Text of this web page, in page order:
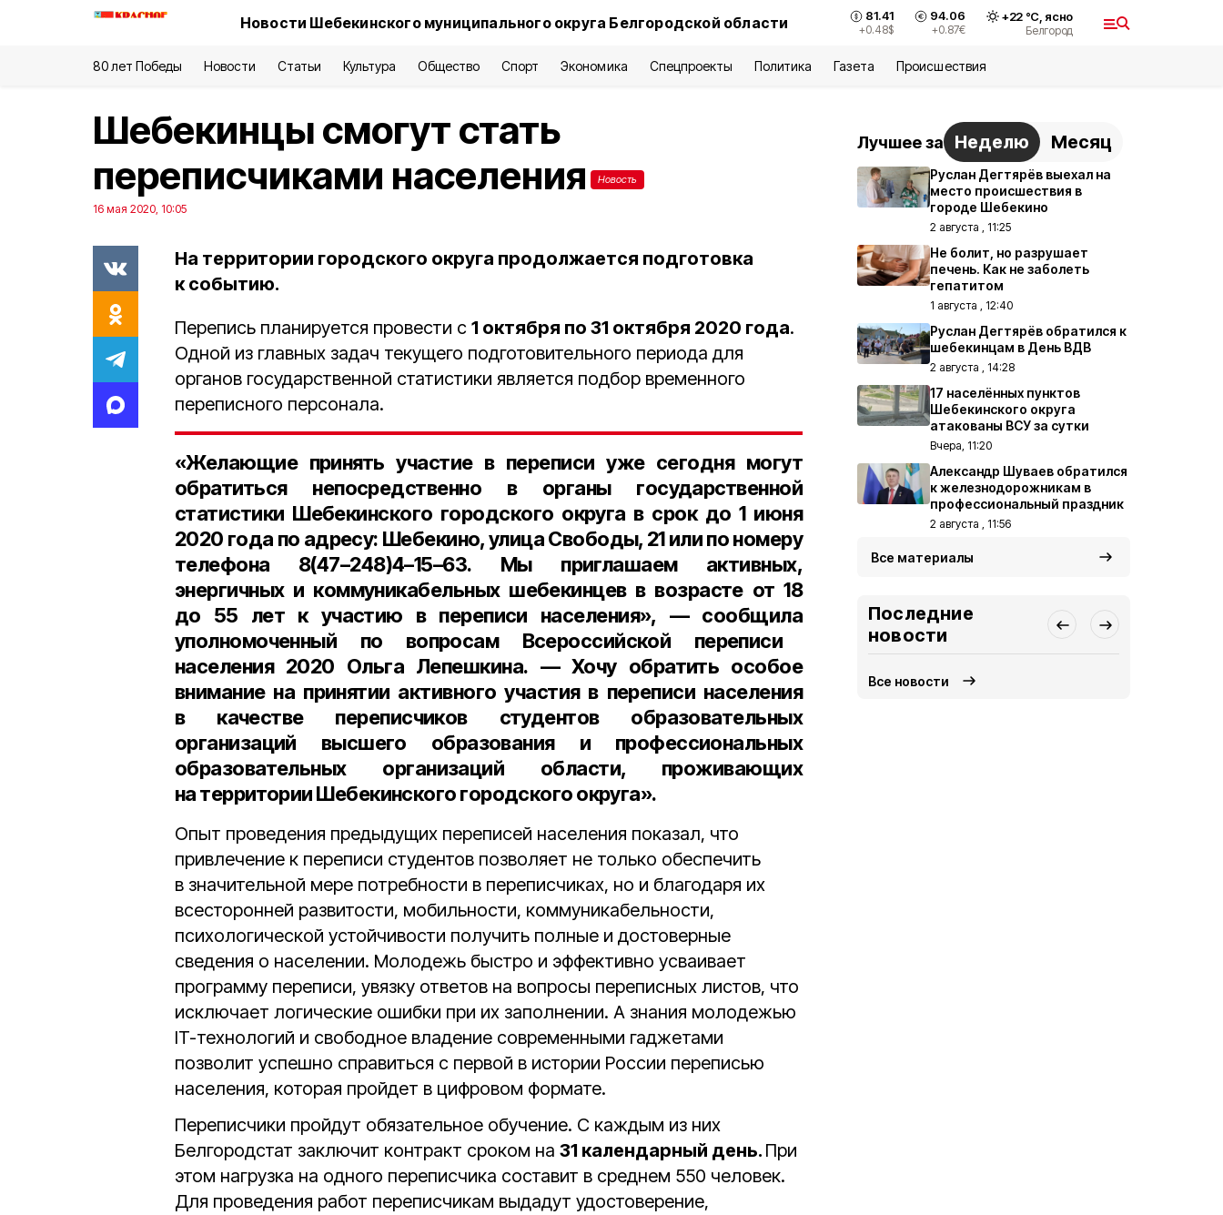
Новости Шебекинского муниципального округа Белгородской области 81.41
+0.48$
94.06
+0.87€
+22°С, ясно
Белгород
80 лет Победы Новости Статьи Культура Общество Спорт Экономика Спецпроекты Политика Газета Происшествия
Шебекинцы смогут стать
переписчиками населения
Новость
16 мая 2020, 10:05
На территории городского округа продолжается подготовка
к событию.
Перепись планируется провести с 1 октября по 31 октября 2020 года.
Одной из главных задач текущего подготовительного периода для
органов государственной статистики является подбор временного
переписного персонала.
«Желающие принять участие в переписи уже сегодня могут
обратиться непосредственно в органы государственной
статистики Шебекинского городского округа в срок до 1 июня
2020 года по адресу: Шебекино, улица Свободы, 21 или по номеру
телефона 8(47–248)4–15–63. Мы приглашаем активных,
энергичных и коммуникабельных шебекинцев в возрасте от 18
до 55 лет к участию в переписи населения», — сообщила
уполномоченный по вопросам Всероссийской переписи
населения 2020 Ольга Лепешкина. — Хочу обратить особое
внимание на принятии активного участия в переписи населения
в качестве переписчиков студентов образовательных
организаций высшего образования и профессиональных
образовательных организаций области, проживающих
на территории Шебекинского городского округа».
Опыт проведения предыдущих переписей населения показал, что
привлечение к переписи студентов позволяет не только обеспечить
в значительной мере потребности в переписчиках, но и благодаря их
всесторонней развитости, мобильности, коммуникабельности,
психологической устойчивости получить полные и достоверные
сведения о населении. Молодежь быстро и эффективно усваивает
программу переписи, увязку ответов на вопросы переписных листов, что
исключает логические ошибки при их заполнении. А знания молодежью
IT-технологий и свободное владение современными гаджетами
позволит успешно справиться с первой в истории России переписью
населения, которая пройдет в цифровом формате.
Переписчики пройдут обязательное обучение. С каждым из них
Белгородстат заключит контракт сроком на 31 календарный день. При
этом нагрузка на одного переписчика составит в среднем 550 человек.
Для проведения работ переписчикам выдадут удостоверение,
Лучшее за Неделю Месяц
Руслан Дегтярёв выехал на
место происшествия в
городе Шебекино
2 августа , 11:25
Не болит, но разрушает
печень. Как не заболеть
гепатитом
1 августа , 12:40
Руслан Дегтярёв обратился к
шебекинцам в День ВДВ
2 августа , 14:28
17 населённых пунктов
Шебекинского округа
атакованы ВСУ за сутки
Вчера, 11:20
Александр Шуваев обратился
к железнодорожникам в
профессиональный праздник
2 августа , 11:56
Все материалы
Последние
новости
Все новости